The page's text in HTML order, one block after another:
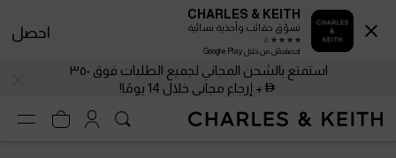
استمتع بالشحن المجاني لجميع الطلبات فوق ٣٥٠
+ إرجاع مجاني خلال 14 يومًا!
CHARLES & KEITH
تسوّق حقائب وأحذية نسائية
احصلحمّل من خلال Google Play
احصل